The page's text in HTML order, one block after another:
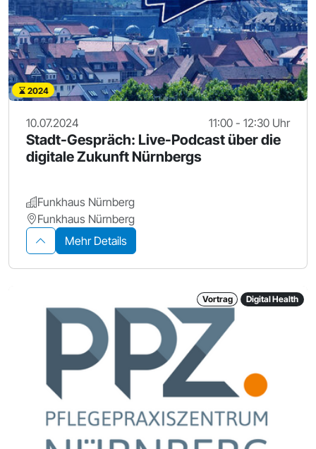
2024
10.07.2024 11:00 - 12:30 Uhr
Stadt-Gespräch: Live-Podcast über die
digitale Zukunft Nürnbergs
Funkhaus Nürnberg
Funkhaus Nürnberg
Mehr Details
Vortrag Digital Health